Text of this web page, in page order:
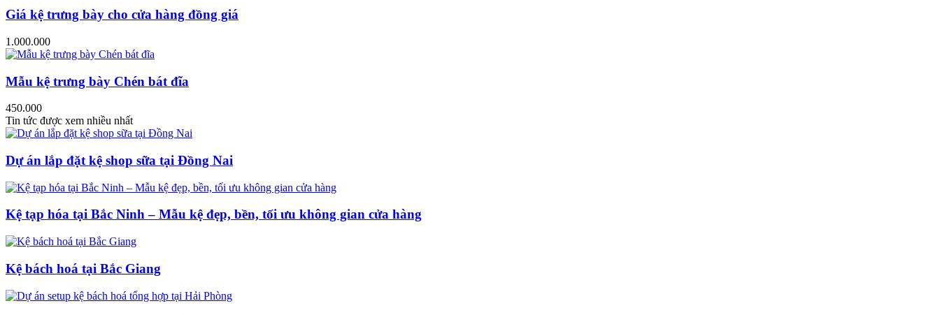
Giá kệ trưng bày cho cửa hàng đồng giá
1.000.000
Mẫu kệ trưng bày Chén bát đĩa
450.000
Tin tức được xem nhiều nhất
Dự án lắp đặt kệ shop sữa tại Đồng Nai
Kệ tạp hóa tại Bắc Ninh – Mẫu kệ đẹp, bền, tối ưu không gian cửa hàng
Kệ bách hoá tại Bắc Giang